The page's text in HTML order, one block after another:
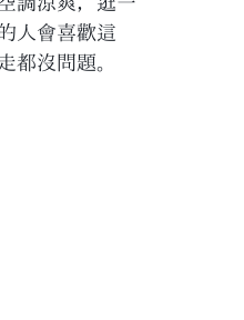
人會喜歡這
都沒問題。